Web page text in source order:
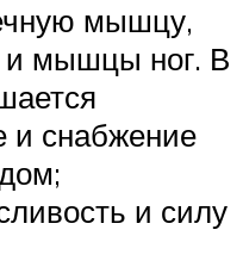
мышцу,
и мышцы ног. В
и снабжение
и силу